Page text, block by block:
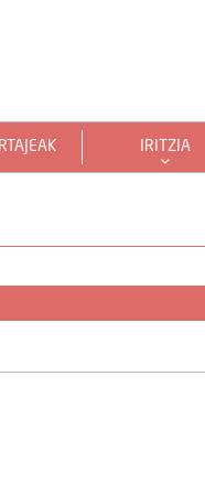
IRITZIA